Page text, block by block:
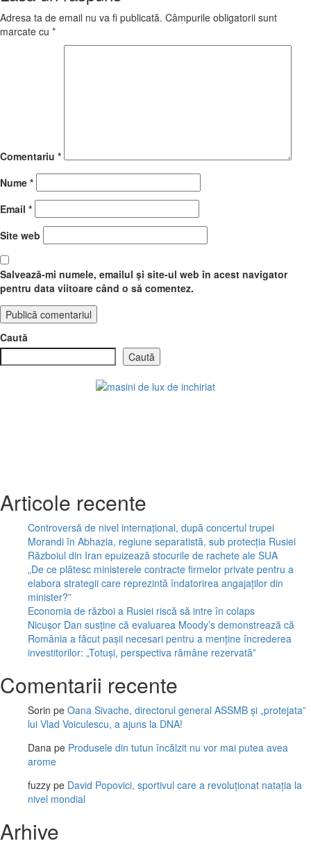
Adresa ta de email nu va fi publicată. Câmpurile obligatorii sunt
marcate cu *
Comentariu *
Nume *
Email *
Site web
Salvează-mi numele, emailul și site-ul web în acest navigator
pentru data viitoare când o să comentez.
Caută
Caută
Articole recente
Controversă de nivel internațional, după concertul trupei
Morandi în Abhazia, regiune separatistă, sub protecția Rusiei
Războiul din Iran epuizează stocurile de rachete ale SUA
„De ce plătesc ministerele contracte firmelor private pentru a
elabora strategii care reprezintă îndatorirea angajaților din
minister?”
Economia de război a Rusiei riscă să intre în colaps
Nicușor Dan susține că evaluarea Moody’s demonstrează că
România a făcut pașii necesari pentru a menține încrederea
investitorilor: „Totuși, perspectiva rămâne rezervată”
Comentarii recente
Sorin pe Oana Sivache, directorul general ASSMB și „protejata”
lui Vlad Voiculescu, a ajuns la DNA!
Dana pe Produsele din tutun încălzit nu vor mai putea avea
arome
fuzzy pe David Popovici, sportivul care a revoluționat natația la
nivel mondial
Arhive